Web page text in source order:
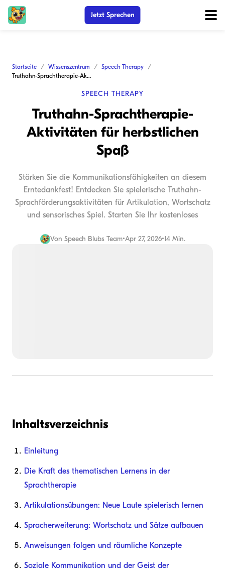
Jetzt Sprechen
Startseite Wissenszentrum
Speech Therapy
Truthahn-Sprachtherapie-Aktivitäten für herbstlichen Spaß
SPEECH THERAPY
Truthahn-Sprachtherapie-
Aktivitäten für herbstlichen
Spaß
Stärken Sie die Kommunikationsfähigkeiten an diesem
Erntedankfest! Entdecken Sie spielerische Truthahn-
Sprachförderungsaktivitäten für Artikulation, Wortschatz
und sensorisches Spiel. Starten Sie Ihr kostenloses
Von Speech Blubs Team•Apr 27, 2026•14 Min.
Inhaltsverzeichnis
Einleitung
Die Kraft des thematischen Lernens in der
Sprachtherapie
Artikulationsübungen: Neue Laute spielerisch lernen
Spracherweiterung: Wortschatz und Sätze aufbauen
Anweisungen folgen und räumliche Konzepte
Soziale Kommunikation und der Geist der